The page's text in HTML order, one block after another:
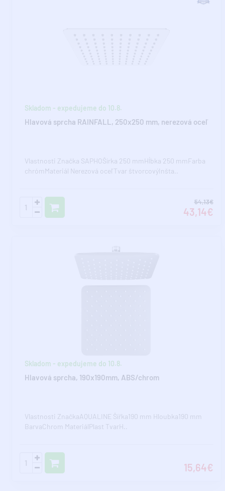
Skladom - expedujeme do 10.8.
Hlavová sprcha RAINFALL, 250x250 mm, nerezová oceľ
Vlastnosti Značka SAPHOŠírka 250 mmHĺbka 250 mmFarba
chrómMateriál Nerezová oceľTvar štvorcovýInšta..
54,13€
43,14€
Skladom - expedujeme do 10.8.
Hlavová sprcha, 190x190mm, ABS/chrom
Vlastnosti ZnačkaAQUALINE Šířka190 mm Hloubka190 mm
BarvaChrom MateriálPlast TvarH..
15,64€